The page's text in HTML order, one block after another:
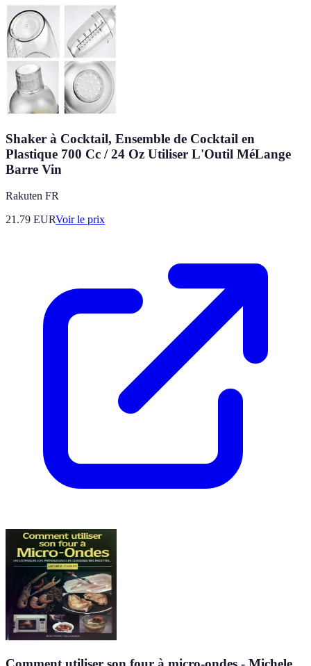
Shaker à Cocktail, Ensemble de Cocktail en
Plastique 700 Cc / 24 Oz Utiliser L'Outil MéLange
Barre Vin
Rakuten FR
21.79 EURVoir le prix